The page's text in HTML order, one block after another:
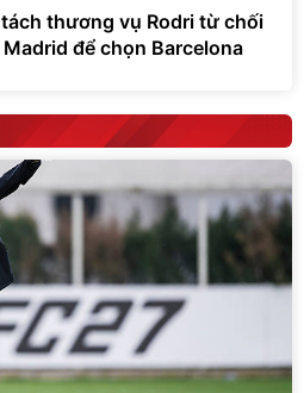
thương vụ Rodri từ chối
Madrid để chọn Barcelona